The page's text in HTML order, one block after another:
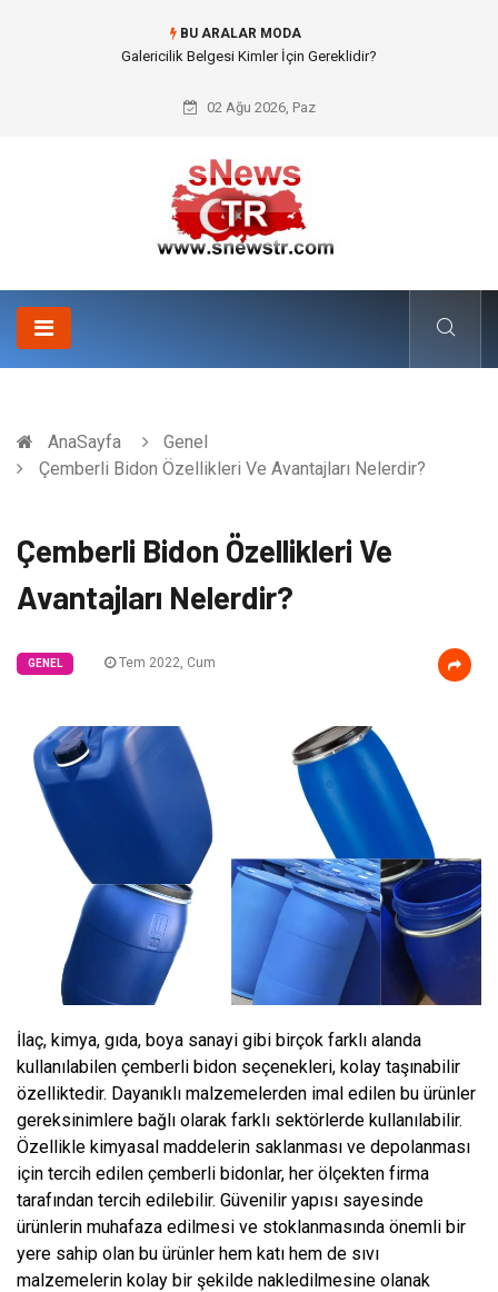
BU ARALAR MODA
Doküman Yönetimi ile Kurumsal Hafızanın Dijitalleşmesi
02 Ağu 2026, Paz
AnaSayfa
Genel
Çemberli Bidon Özellikleri Ve Avantajları Nelerdir?
Çemberli Bidon Özellikleri Ve
Avantajları Nelerdir?
GENEL Tem 2022, Cum
İlaç, kimya, gıda, boya sanayi gibi birçok farklı alanda
kullanılabilen çemberli bidon seçenekleri, kolay taşınabilir
özelliktedir. Dayanıklı malzemelerden imal edilen bu ürünler
gereksinimlere bağlı olarak farklı sektörlerde kullanılabilir.
Özellikle kimyasal maddelerin saklanması ve depolanması
için tercih edilen çemberli bidonlar, her ölçekten firma
tarafından tercih edilebilir. Güvenilir yapısı sayesinde
ürünlerin muhafaza edilmesi ve stoklanmasında önemli bir
yere sahip olan bu ürünler hem katı hem de sıvı
malzemelerin kolay bir şekilde nakledilmesine olanak